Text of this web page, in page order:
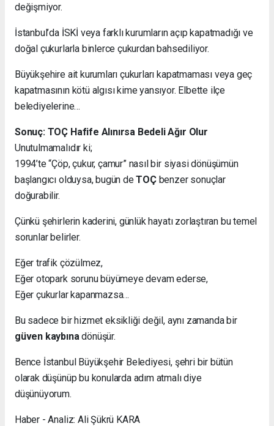
değişmiyor.
İstanbul’da İSKİ veya farklı kurumların açıp kapatmadığı ve
doğal çukurlarla binlerce çukurdan bahsediliyor.
Büyükşehire ait kurumları çukurları kapatmaması veya geç
kapatmasının kötü algısı kime yansıyor. Elbette ilçe
belediyelerine…
Sonuç: TOÇ Hafife Alınırsa Bedeli Ağır Olur
Unutulmamalıdır ki;
1994’te “Çöp, çukur, çamur” nasıl bir siyasi dönüşümün
başlangıcı olduysa, bugün deTOÇbenzer sonuçlar
doğurabilir.
Çünkü şehirlerin kaderini, günlük hayatı zorlaştıran bu temel
sorunlar belirler.
Eğer trafik çözülmez,
Eğer otopark sorunu büyümeye devam ederse,
Eğer çukurlar kapanmazsa…
Bu sadece bir hizmet eksikliği değil, aynı zamanda bir
güven kaybına dönüşür.
Bence İstanbul Büyükşehir Belediyesi, şehri bir bütün
olarak düşünüp bu konularda adım atmalı diye
düşünüyorum.
Haber - Analiz: Ali Şükrü KARA